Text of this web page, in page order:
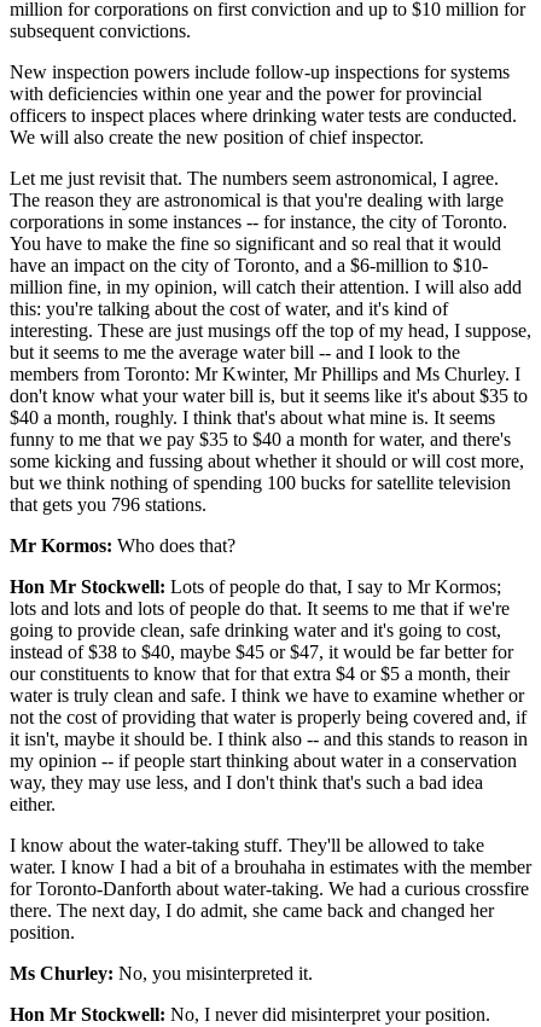
million for corporations on first conviction and up to $10 million for
subsequent convictions.
New inspection powers include follow-up inspections for systems
with deficiencies within one year and the power for provincial
officers to inspect places where drinking water tests are conducted.
We will also create the new position of chief inspector.
Let me just revisit that. The numbers seem astronomical, I agree.
The reason they are astronomical is that you're dealing with large
corporations in some instances -- for instance, the city of Toronto.
You have to make the fine so significant and so real that it would
have an impact on the city of Toronto, and a $6-million to $10-
million fine, in my opinion, will catch their attention. I will also add
this: you're talking about the cost of water, and it's kind of
interesting. These are just musings off the top of my head, I suppose,
but it seems to me the average water bill -- and I look to the
members from Toronto: Mr Kwinter, Mr Phillips and Ms Churley. I
don't know what your water bill is, but it seems like it's about $35 to
$40 a month, roughly. I think that's about what mine is. It seems
funny to me that we pay $35 to $40 a month for water, and there's
some kicking and fussing about whether it should or will cost more,
but we think nothing of spending 100 bucks for satellite television
that gets you 796 stations.
Mr Kormos: Who does that?
Hon Mr Stockwell: Lots of people do that, I say to Mr Kormos;
lots and lots and lots of people do that. It seems to me that if we're
going to provide clean, safe drinking water and it's going to cost,
instead of $38 to $40, maybe $45 or $47, it would be far better for
our constituents to know that for that extra $4 or $5 a month, their
water is truly clean and safe. I think we have to examine whether or
not the cost of providing that water is properly being covered and, if
it isn't, maybe it should be. I think also -- and this stands to reason in
my opinion -- if people start thinking about water in a conservation
way, they may use less, and I don't think that's such a bad idea
either.
I know about the water-taking stuff. They'll be allowed to take
water. I know I had a bit of a brouhaha in estimates with the member
for Toronto-Danforth about water-taking. We had a curious crossfire
there. The next day, I do admit, she came back and changed her
position.
Ms Churley: No, you misinterpreted it.
Hon Mr Stockwell: No, I never did misinterpret your position.